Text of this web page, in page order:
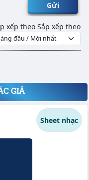
Gửi
xếp theo Sắp xếp theo
GIẢ
Sheet nhạc